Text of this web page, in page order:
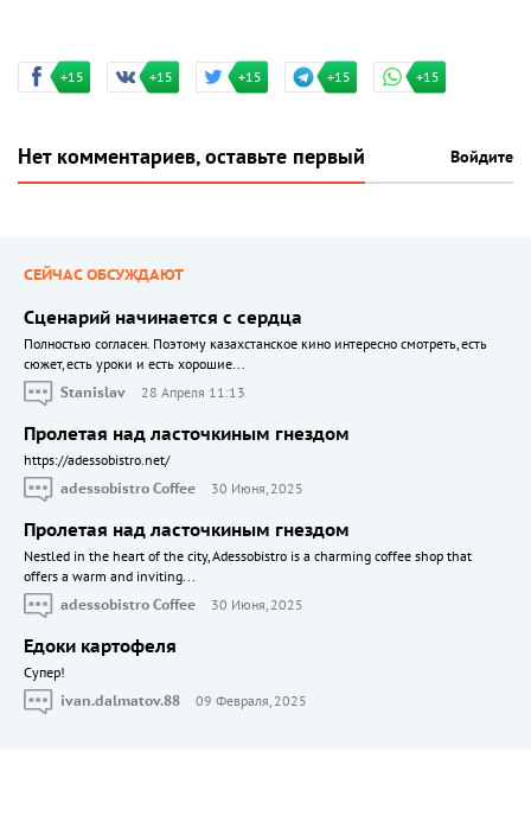
+15 +15 +15 +15 +15
Нет комментариев, оставьте первый Войдите
СЕЙЧАС ОБСУЖДАЮТ
Сценарий начинается с сердца
Полностью согласен. Поэтому казахстанское кино интересно смотреть, есть
сюжет, есть уроки и есть хорошие...
Stanislav
28 Апреля 11:13
Пролетая над ласточкиным гнездом
https://adessobistro.net/
adessobistro Coffee
30 Июня, 2025
Пролетая над ласточкиным гнездом
Nestled in the heart of the city, Adessobistro is a charming coffee shop that
offers a warm and inviting...
adessobistro Coffee
30 Июня, 2025
Едоки картофеля
Cупер!
ivan.dalmatov.88
09 Февраля, 2025